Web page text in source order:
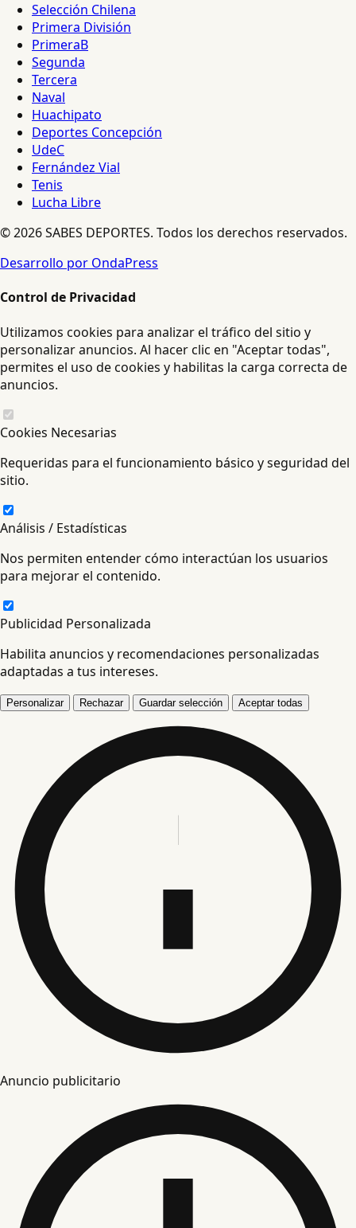
Selección Chilena
Primera División
PrimeraB
Segunda
Tercera
Naval
Huachipato
Deportes Concepción
UdeC
Fernández Vial
Tenis
Lucha Libre
© 2026 SABES DEPORTES. Todos los derechos reservados.
Desarrollo por OndaPress
Control de Privacidad
Utilizamos cookies para analizar el tráfico del sitio y
personalizar anuncios. Al hacer clic en "Aceptar todas",
permites el uso de cookies y habilitas la carga correcta de
anuncios.
Cookies Necesarias
Requeridas para el funcionamiento básico y seguridad del
sitio.
Análisis / Estadísticas
Nos permiten entender cómo interactúan los usuarios
para mejorar el contenido.
Publicidad Personalizada
Habilita anuncios y recomendaciones personalizadas
adaptadas a tus intereses.
Personalizar Rechazar Guardar selección Aceptar todas
Anuncio publicitario